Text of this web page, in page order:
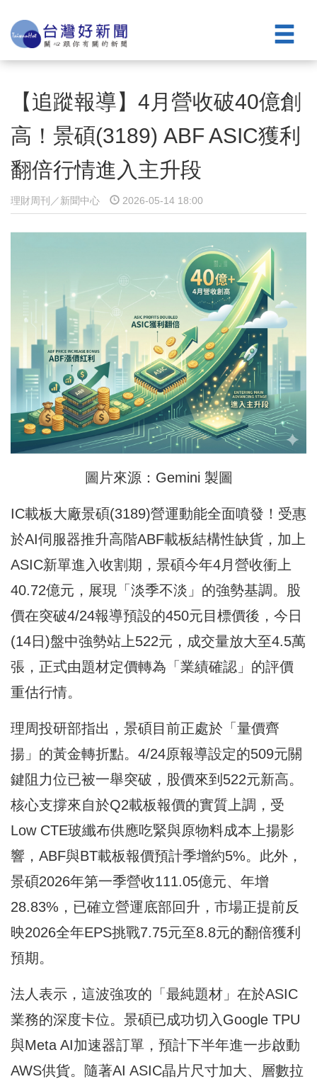
【追蹤報導】4月營收破40億創
高！景碩(3189) ABF ASIC獲利
翻倍行情進入主升段
理財周刊／新聞中心 2026-05-14 18:00
圖片來源：Gemini 製圖
IC載板大廠景碩(3189)營運動能全面噴發！受惠
於AI伺服器推升高階ABF載板結構性缺貨，加上
ASIC新單進入收割期，景碩今年4月營收衝上
40.72億元，展現「淡季不淡」的強勢基調。股
價在突破4/24報導預設的450元目標價後，今日
(14日)盤中強勢站上522元，成交量放大至4.5萬
張，正式由題材定價轉為「業績確認」的評價
重估行情。
理周投研部指出，景碩目前正處於「量價齊
揚」的黃金轉折點。4/24原報導設定的509元關
鍵阻力位已被一舉突破，股價來到522元新高。
核心支撐來自於Q2載板報價的實質上調，受
Low CTE玻纖布供應吃緊與原物料成本上揚影
響，ABF與BT載板報價預計季增約5%。此外，
景碩2026年第一季營收111.05億元、年增
28.83%，已確立營運底部回升，市場正提前反
映2026全年EPS挑戰7.75元至8.8元的翻倍獲利
預期。
法人表示，這波強攻的「最純題材」在於ASIC
業務的深度卡位。景碩已成功切入Google TPU
與Meta AI加速器訂單，預計下半年進一步啟動
AWS供貨。隨著AI ASIC晶片尺寸加大、層數拉